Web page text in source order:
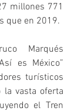
millones 771
que en 2019.
Marqués
es México”
turísticos
la vasta oferta
el Tren